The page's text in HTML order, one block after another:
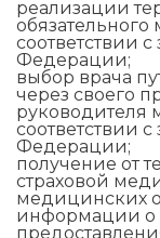
реализации
соответствии
Федерации;
выбор врача
через своего
руководителя
соответствии
Федерации;
получение от
страховой
медицинских
информации о